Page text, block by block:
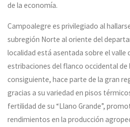
de la economía.
Campoalegre es privilegiado al
subregión Norte al oriente del
localidad está asentada sobre el valle
estribaciones del flanco occidental de
consiguiente, hace parte de la gran
gracias a su variedad en pisos
fertilidad de su “Llano Grande”,
rendimientos en la producción